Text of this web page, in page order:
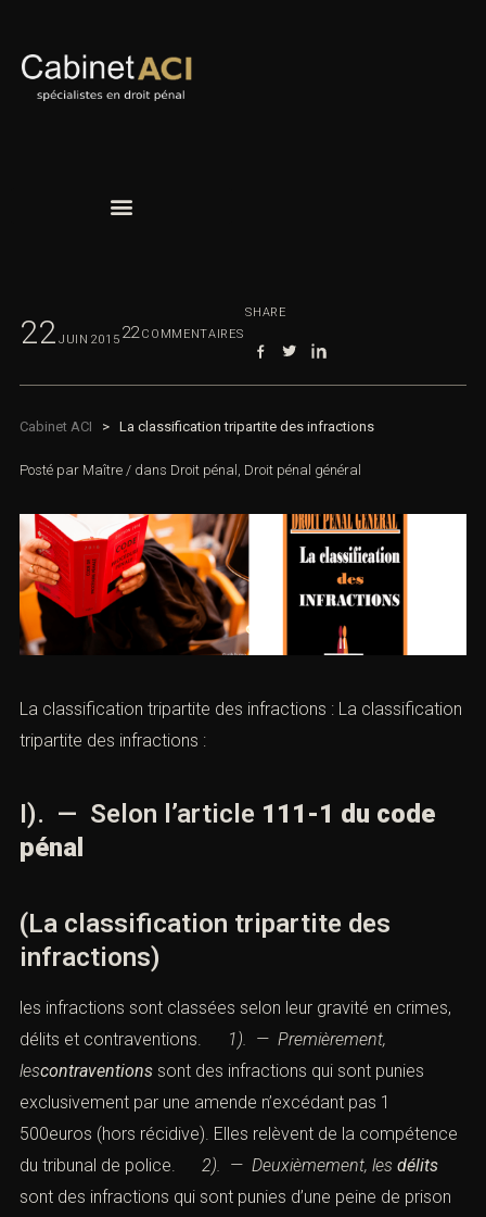
22 JUIN 2015 22 COMMENTAIRES
SHARE
Cabinet ACI > La classification tripartite des infractions
Posté par Maître / dans Droit pénal , Droit pénal général
La classification tripartite des infractions : La classification
tripartite des infractions :
I). — Selon l’article 111-1 du code
pénal
(La classification tripartite des
infractions)
les infractions sont classées selon leur gravité en crimes,
délits et contraventions.
1). — Premièrement,
lescontraventions sont des infractions qui sont punies
exclusivement par une amende n’excédant pas 1
500euros (hors récidive). Elles relèvent de la compétence
du tribunal de police. 2). — Deuxièmement, les délits
sont des infractions qui sont punies d’une peine de prison